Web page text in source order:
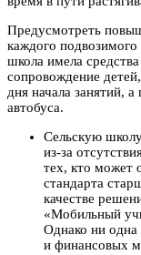
Предусмотреть
каждого
школа имела
сопровождение
дня начала занятий,
автобуса.
Сельскую
из-за
тех, кто может
стандарта
качестве
«Мобильный
Однако ни одна
и финансовых